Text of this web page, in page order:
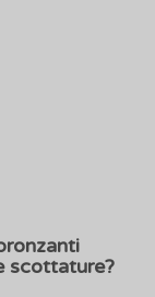
scottature?